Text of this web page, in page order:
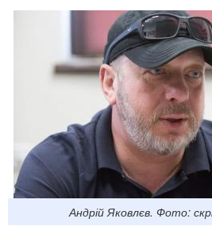
Андрій Яковлєв. Фото: